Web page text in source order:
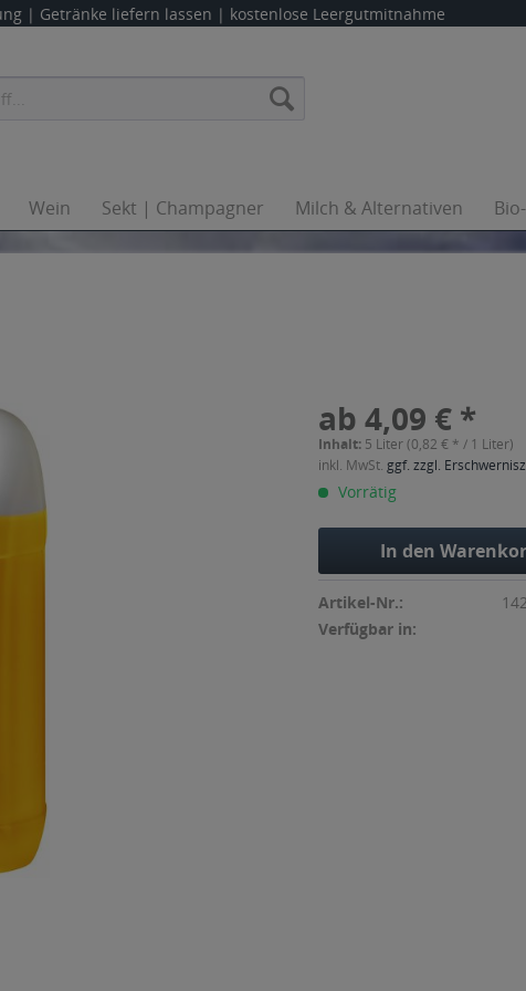
| Getränke liefern lassen | kostenlose Leergutmitnahme
Wein Sekt | Champagner Milch & Alternativen
ab 4,09 € *
Inhalt: 5 Liter (0,82 € * / 1 Liter)
inkl. MwSt. ggf. zzgl.
Vorrätig
In den
Artikel-Nr.:
Verfügbar in: